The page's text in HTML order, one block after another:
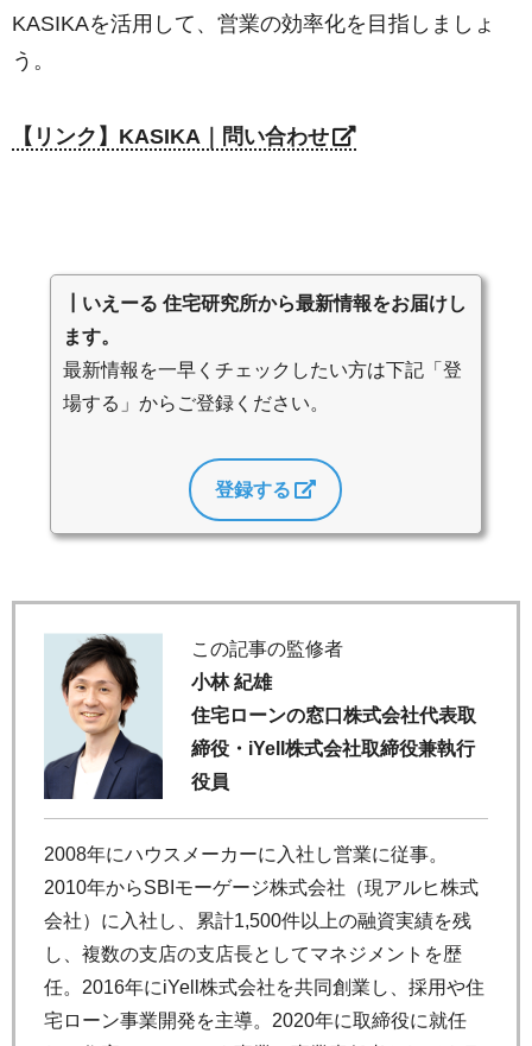
KASIKAを活用して、営業の効率化を目指しましょ
う。
【リンク】KASIKA｜問い合わせ
┃いえーる 住宅研究所から最新情報をお届けし
ます。
最新情報を一早くチェックしたい方は下記「登
場する」からご登録ください。
登録する
この記事の監修者
小林 紀雄
住宅ローンの窓口株式会社代表取
締役・iYell株式会社取締役兼執行
役員
2008年にハウスメーカーに入社し営業に従事。
2010年からSBIモーゲージ株式会社（現アルヒ株式
会社）に入社し、累計1,500件以上の融資実績を残
し、複数の支店の支店長としてマネジメントを歴
任。2016年にiYell株式会社を共同創業し、採用や住
宅ローン事業開発を主導。2020年に取締役に就任